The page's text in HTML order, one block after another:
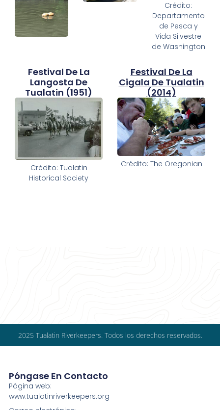
Crédito:
Departamento
de Pesca y
Vida Silvestre
de Washington
Festival De La
Langosta De
Tualatin (1951)
Crédito: Tualatin
Historical Society
Festival De La
Cigala De Tualatin
(2014)
Crédito: The Oregonian
2025 Tualatin Riverkeepers. Todos los derechos reservados.
Póngase En Contacto
Página web:
www.tualatinriverkeepers.org